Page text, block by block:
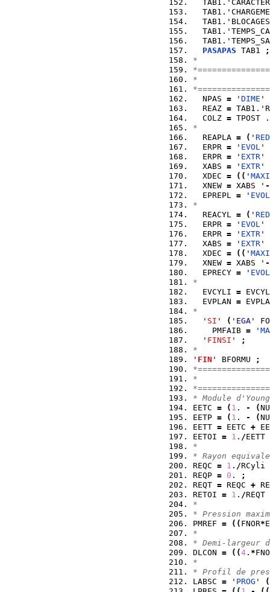
PASAPAS TAB1
;
*
*
  NPAS
= ' DIME '
  REAZ
=
  COLZ
=
*
  REAPLA
= ( '
  ERPR
= ' EVOL '
  ERPR
= ' EXTR '
  XABS
= ' EXTR '
  XDEC
= ( ( ' MAXI
  XNEW
= XABS ' -
  EPREPL
= ' EVOL
*
  REACYL
= ( '
  ERPR
= ' EVOL '
  ERPR
= ' EXTR '
  XABS
= ' EXTR '
  XDEC
= ( ( ' MAXI
  XNEW
= XABS ' -
  EPRECY
= ' EVOL
*
  EVCYLI
=
  EVPLAN
=
*
  '
SI ' ( ' EGA '
    PMFAIB
= '
  '
FINSI '
;
*
' FIN ' BFORMU
;
*
* Module
EETC = ( 1 . - (
EETP = ( 1 . - (
EETT = EETC +
EETOI = 1 . /EETT
*
* Rayon
REQC = 1 . /RCyli
REQP = 0 .
;
REQT = REQC +
RETOI = 1 . /REQT
*
* Pression
PMREF = ( ( FNOR*
*
* Demi-largeur
DLCON = ( (4 . *
*
* Profil de
LABSC = ' PROG '
(